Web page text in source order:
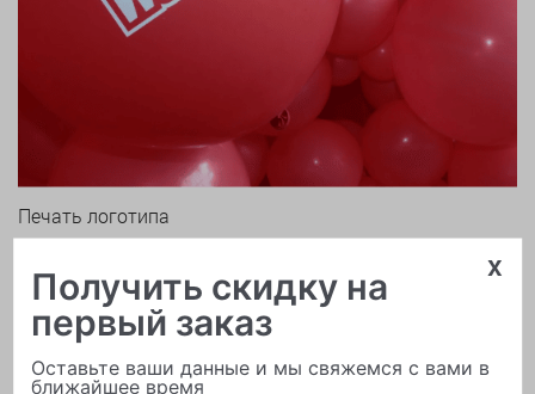
Печать логотипа
x
Получить скидку на
первый заказ
Оставьте ваши данные и мы свяжемся с вами в
ближайшее время